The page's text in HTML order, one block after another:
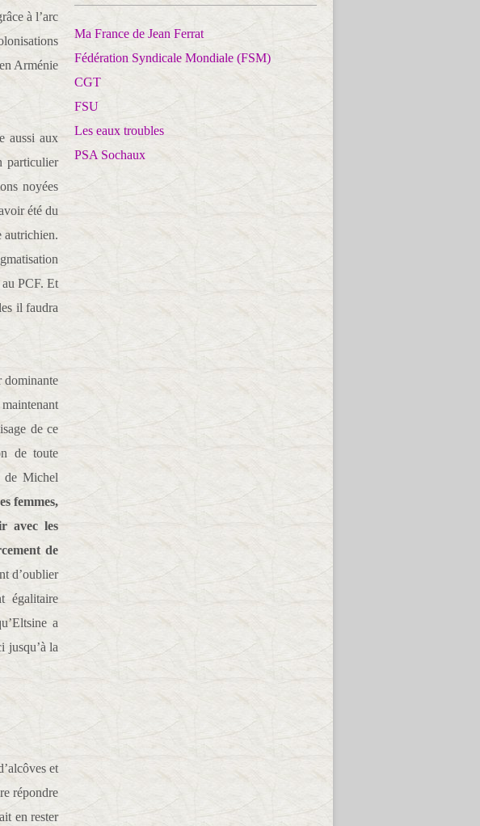
à l’arc
Arménie
aussi aux
particulier
noyées
été du
autrichien.
PCF. Et
il faudra
dominante
de ce
de toute
de Michel
femmes,
avec les
de
d’oublier
égalitaire
a
jusqu’à la
et
répondre
en rester
Ma France de Jean Ferrat
Fédération Syndicale Mondiale (FSM)
CGT
FSU
Les eaux troubles
PSA Sochaux